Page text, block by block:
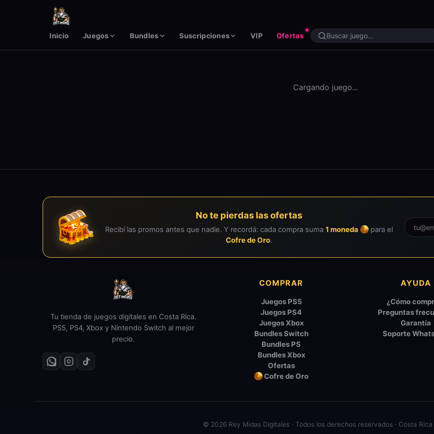
Inicio Juegos Bundles Suscripciones VIP Ofertas
Cargando juego...
No te pierdas las ofertas
Recibí las promos antes que nadie. Y recordá: cada compra suma1 moneda
para el
Cofre de Oro.
Tu tienda de juegos digitales en Costa Rica.
PS5, PS4, Xbox y Nintendo Switch al mejor
precio.
COMPRAR
Juegos PS5
Juegos PS4
Juegos Xbox
Bundles Switch
Bundles PS
Bundles Xbox
Ofertas
Cofre de Oro
AYUDA
¿Cómo
Preguntas
Garantía
Soporte
© 2026 Rey Midas Digitales · Todos los derechos reservados · Costa